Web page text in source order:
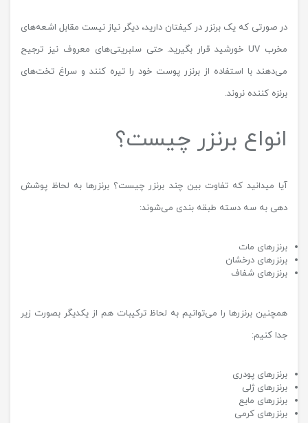
در صورتی که یک برنزر در کیفتان دارید، دیگر نیاز نیست مقابل اشعه‌های
مخرب UV خورشید قرار بگیرید. حتی سلبریتی‌های معروف نیز ترجیح
می‌دهند با استفاده از برنزر پوست خود را تیره کنند و سراغ تخت‌های
برنزه کننده نروند.
انواع برنزر چیست؟
آیا میدانید که تفاوت بین چند برنزر چیست؟ برنزرها به لحاظ پوشش
دهی به سه دسته طبقه بندی می‌شوند:
برنزرهای مات
برنزرهای درخشان
برنزرهای شفاف
همچنین برنزرها را می‌توانیم به لحاظ ترکیبات هم از یکدیگر بصورت زیر
جدا کنیم:
برنزرهای پودری
برنزرهای ژلی
برنزرهای مایع
برنزرهای کرمی